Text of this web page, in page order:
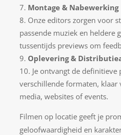
Montage & Nabewerking
Onze editors zorgen voor
passende muziek en heldere
tussentijds previews om
Oplevering &
Je ontvangt de
verschillende formaten, klaar
media, websites of events.
Filmen op locatie geeft je
geloofwaardigheid en